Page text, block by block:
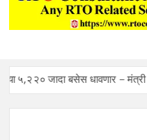
बसेस धावणार – मंत्री प्रताप सरनाईक